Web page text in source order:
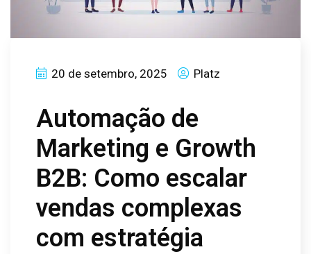
20 de setembro, 2025 Platz
Automação de
Marketing e Growth
B2B: Como escalar
vendas complexas
com estratégia